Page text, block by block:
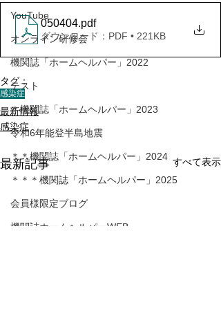
YouTube
オンライン研修会
機関誌「ホームヘルパー」2022
テスト
＊機関誌「ホームヘルパー」2023
令和6年能登半島地震
＊＊機関誌「ホームヘルパー」2024
＊＊＊機関誌「ホームヘルパー」2025
会員様限定ブログ
機関誌ホームヘルパーWEB
050404.pdf
ダウンロード：PDF • 221KB
タグ：
感染症
最新情報
感染症
最新記事 すべて表示